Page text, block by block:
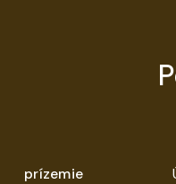
prízemie